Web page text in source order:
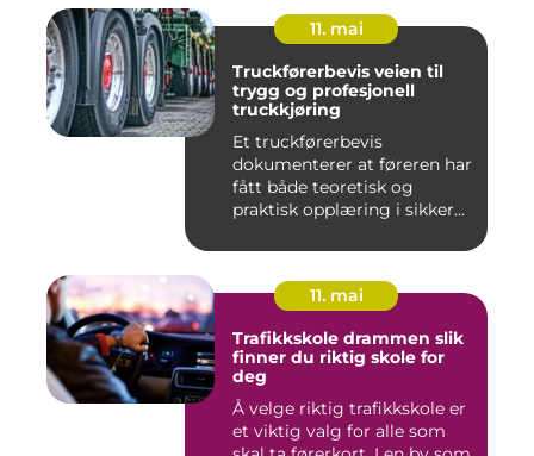
11. mai
Truckførerbevis veien til
trygg og profesjonell
truckkjøring
Et truckførerbevis
dokumenterer at føreren har
fått både teoretisk og
praktisk opplæring i sikker
11. mai
Trafikkskole drammen slik
finner du riktig skole for
deg
Å velge riktig trafikkskole er
et viktig valg for alle som